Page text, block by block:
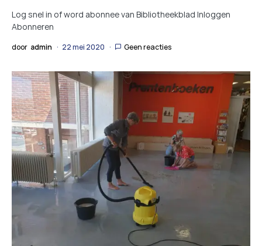
Log snel in of word abonnee van Bibliotheekblad Inloggen
Abonneren
door admin 22 mei 2020 Geen reacties